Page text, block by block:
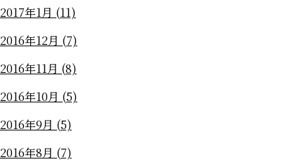
2017年1月 (11)
2016年12月 (7)
2016年11月 (8)
2016年10月 (5)
2016年9月 (5)
2016年8月 (7)